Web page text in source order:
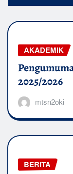
AKADEMIK
2025/2026
mtsn2oki
BERITA